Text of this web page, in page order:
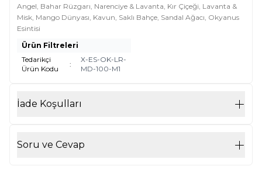
Angel, Bahar Rüzgarı, Narenciye & Lavanta, Kır Çiçeği, Lavanta &
Misk, Mango Dünyası, Kavun, Saklı Bahçe, Sandal Ağacı, Okyanus
Esintisi
Ürün Filtreleri
Tedarikçi
Ürün Kodu
:
X-ES-OK-LR-
MD-100-M1
İade Koşulları
Soru ve Cevap